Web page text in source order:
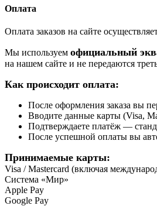
Оплата
Оплата заказов на сайте
Мы используем официальный
на нашем сайте и не передаются
Как происходит оплата:
После оформления заказа вы
Вводите данные карты (Visa,
Подтверждаете платёж —
После успешной оплаты вы
Принимаемые карты:
Visa / Mastercard (включая
Система «Мир»
Apple Pay
Google Pay